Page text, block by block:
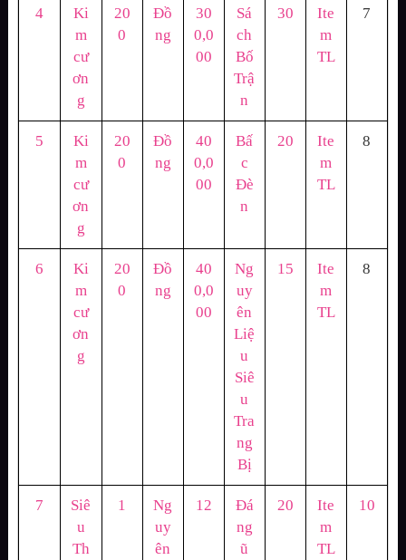
4
Ki
m
cư
ơn
g
20
0
Đồ
ng
30
0,0
00
Sá
ch
Bố
Trậ
n
30
Ite
m
TL
7
5
Ki
m
cư
ơn
g
20
0
Đồ
ng
40
0,0
00
Bấ
c
Đè
n
20
Ite
m
TL
8
6
Ki
m
cư
ơn
g
20
0
Đồ
ng
40
0,0
00
Ng
uy
ên
Liệ
u
Siê
u
Tra
ng
Bị
15
Ite
m
TL
8
7
Siê
u
Th
1
Ng
uy
ên
12
Đá
ng
ũ
20
Ite
m
TL
10